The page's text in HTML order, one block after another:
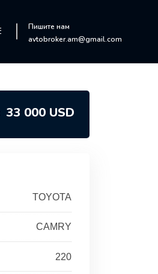
Пишите нам
avtobroker.am@gmail.com
33 000 USD
TOYOTA
CAMRY
220